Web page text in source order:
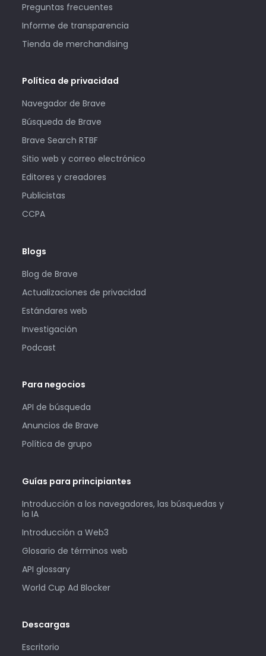
Preguntas frecuentes
Informe de transparencia
Tienda de merchandising
Política de privacidad
Navegador de Brave
Búsqueda de Brave
Brave Search RTBF
Sitio web y correo electrónico
Editores y creadores
Publicistas
CCPA
Blogs
Blog de Brave
Actualizaciones de privacidad
Estándares web
Investigación
Podcast
Para negocios
API de búsqueda
Anuncios de Brave
Política de grupo
Guías para principiantes
Introducción a los navegadores, las búsquedas y
la IA
Introducción a Web3
Glosario de términos web
API glossary
World Cup Ad Blocker
Descargas
Escritorio